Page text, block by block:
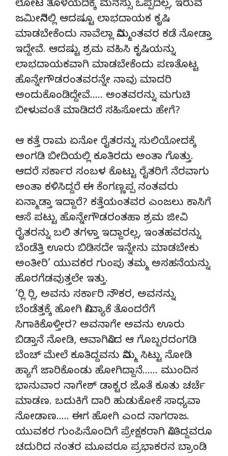
ಲೋಟ ತೊಳೆಯದಿಕ್ಕೆ ಮನಸ್ಸು ಒಪ್ಪದಿಲ್ಲ, ಇರುವ
ಜಮೀನಿನಲ್ಲಿ ಆದಷ್ಟೂ ಲಾಭದಾಯಕ ಕೃಷಿ
ಮಾಡಬೇಕೆಂದು ನಾವೆಲ್ಲಾ ನಿಮ್ಮಂತವರ ಕಡೆ ನೋಡ್ತಾ
ಇದ್ದೇವೆ. ಆದಷ್ಟು ಶ್ರಮ ವಹಿಸಿ ಕೃಷಿಯನ್ನು
ಲಾಭದಾಯಕವಾಗಿ ಮಾಡಬೇಕೆಂದು ಪಣತೊಟ್ಟ
ಹೊನ್ನೇಗೌಡರಂತವರನ್ನೇ ನಾವು ಮಾದರಿ
ಅಂದುಕೊಂಡಿದ್ದೇವೆ….. ಅಂತವರನ್ನು ಮಗುಚಿ
ಬೀಳುವಂತೆ ಮಾಡಿದರೆ ಸಹಿಸೋದು ಹೇಗೆ?
ಆ ಕತ್ತೆ ರಾಮ ಏನೋ ರೈತರನ್ನು ಸುಲಿಯೋದಕ್ಕೆ
ಅಂಗಡಿ ಬೀದಿಯಲ್ಲಿ ಕೂತಿರದು ಅಂತಾ ಗೊತ್ತು.
ಆದರೆ ಸರ್ಕಾರ ಸಂಬಳ ಕೊಟ್ಟು ರೈತರಿಗೆ ನೆರವಾಗು
ಅಂತಾ ಕಳಿಸಿದ್ದರೆ ಈ ಕೆಂಗಣ್ಣಪ್ಪ ನಂತವರು
ಏನ್ಮಾಡ್ತಾ ಇದ್ದಾರೆ? ಕತ್ತೆಯಂತವರ ಎಂಜಲು ಕಾಸಿಗೆ
ಆಸೆ ಪಟ್ಟು ಹೊನ್ನೇಗೌಡರಂತಹಾ ಶ್ರಮ ಜೀವಿ
ರೈತರನ್ನು ಬಲಿ ತಗಳ್ತಾ ಇದ್ದಾರಲ್ಲ, ಇಂತಹವರನ್ನು
ಬೆಂಡೆತ್ತಿ ಊರು ಬಿಡಿಸದೇ ಇನ್ನೇನು ಮಾಡಬೇಕು
ಅಂತೀರಿ’ ಯುವಕರ ಗುಂಪು ತಮ್ಮ ಅಸಹನೆಯನ್ನು
ಹೊರಗೆಡವುತ್ತಲೇ ಇತ್ತು.
‘ರ‍್ಲಿ ರ‍್ಲಿ, ಅವನು ಸರ್ಕಾರಿ ನೌಕರ, ಅವನನ್ನು
ಬೆಂಡೆತ್ತಕ್ಕೆ ಹೋಗಿ ನೀವ್ಯಾಕೆ ತೊಂದರೆಗೆ
ಸಿಗಾಕಿಕೊಳ್ತೀರ? ಅವನಾಗೇ ಅವನು ಊರು
ಬಿಡ್ತಾನೆ ನೋಡಿ, ಆವಾಗಿನಿಂದ ಆ ಗೊಬ್ಬರದಂಗಡಿ
ಬೆಂಚ್ ಮೇಲೆ ಕೂತಿದ್ದವನು ನಿಮ್ಮ ಸಿಟ್ಟು ನೋಡಿ
ಹ್ಯಾಗೆ ಜಾರಿಕೊಂಡು ಹೋಗಿದ್ದಾನೆ…… ಮುಂದಿನ
ಭಾನುವಾರ ನಾಗೇಶ್ ಡಾಕ್ಟರ ಜೊತೆ ಕೂತು ಚರ್ಚೆ
ಮಾಡಣ. ಬದುಕಿಗೆ ದಾರಿ ಹುಡುಕೋಕೆ ಸಾಧ್ಯವಾ
ನೋಡಾಣ….. ಈಗ ಹೋಗಿ ಎಂದ ನಾಗರಾಜ.
ಯುವಕರ ಗುಂಪಿನೊಂದಿಗೆ ಪ್ರೇಕ್ಷಕರಾಗಿ ನಿಂತಿದ್ದವರೂ
ಚದುರಿದ ನಂತರ ಮೂವರೂ ಪ್ರಭಾಕರನ ಬ್ರಾಂಡಿ